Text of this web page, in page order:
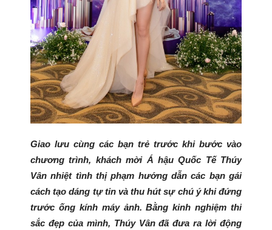
Giao lưu cùng các bạn trẻ trước khi bước vào
chương trình, khách mời Á hậu Quốc Tế Thúy
Vân nhiệt tình thị phạm hướng dẫn các bạn gái
cách tạo dáng tự tin và thu hút sự chú ý khi đứng
trước ống kính máy ảnh. Bằng kinh nghiệm thi
sắc đẹp của mình, Thúy Vân đã đưa ra lời động